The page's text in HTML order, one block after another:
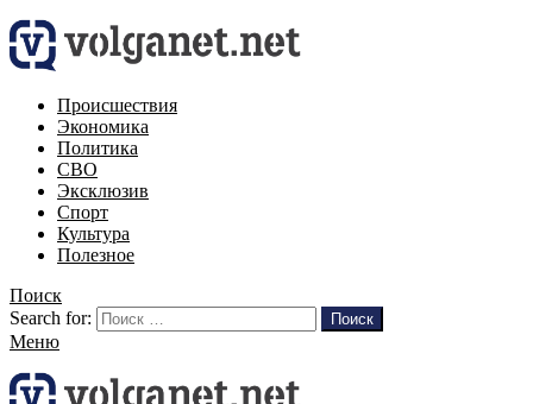
Происшествия
Экономика
Политика
СВО
Эксклюзив
Спорт
Культура
Полезное
Поиск
Search for:
Поиск
Меню